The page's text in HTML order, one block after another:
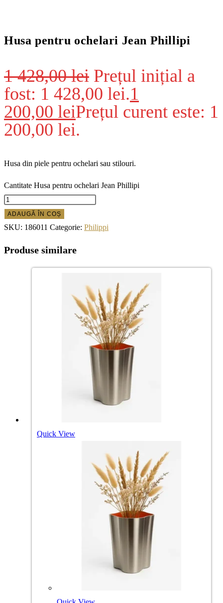
Husa pentru ochelari Jean Phillipi
1 428,00lei Prețul inițial a
fost: 1 428,00 lei.1
200,00 leiPrețul curent este: 1
200,00 lei.
Husa din piele pentru ochelari sau stilouri.
Cantitate Husa pentru ochelari Jean Phillipi
ADAUGĂ ÎN COȘ
SKU: 186011 Categorie: Philippi
Produse similare
Quick View